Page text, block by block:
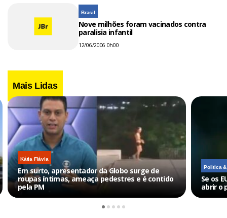
Brasil
Nove milhões foram vacinados contra
paralisia infantil
12/06/2006 0h00
Mais Lidas
Kátia Flávia
Em surto, apresentador da Globo surge de
roupas íntimas, ameaça pedestres e é contido
pela PM
Política
Se os
abrir o